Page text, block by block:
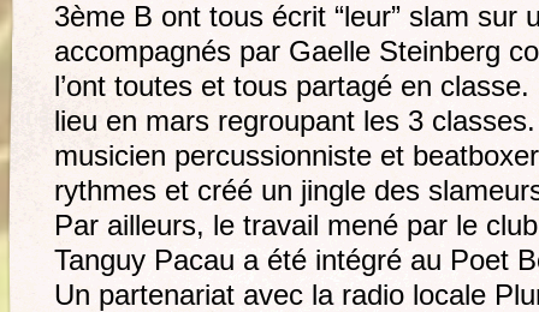
3ème B ont tous écrit “leur” slam sur
accompagnés par Gaelle Steinberg
l’ont toutes et tous partagé en
lieu en mars regroupant les 3
musicien percussionniste et
rythmes et créé un jingle des
Par ailleurs, le travail mené par le
Tanguy Pacau a été intégré au Poet
Un partenariat avec la radio locale